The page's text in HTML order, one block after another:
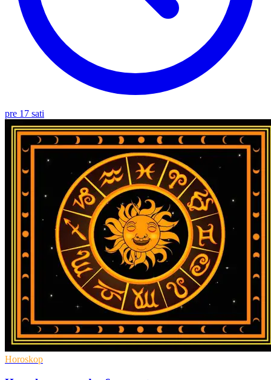
pre 17 sati
Horoskop